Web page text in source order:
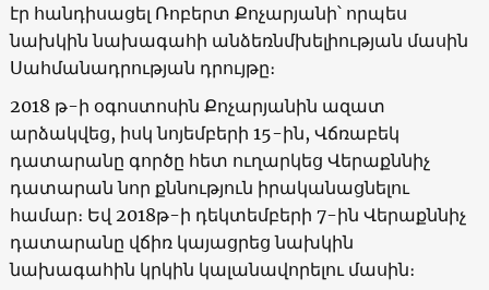
էր հանդիսացել Ռոբերտ Քոչարյանի՝ որպես
նախկին նախագահի անձեռնմխելիության մասին
Սահմանադրության դրույթը։
2018 թ-ի օգոստոսին Քոչարյանին ազատ
արձակվեց, իսկ նոյեմբերի 15-ին, Վճռաբեկ
դատարանը գործը հետ ուղարկեց Վերաքննիչ
դատարան նոր քննություն իրականացնելու
համար։ Եվ 2018թ-ի դեկտեմբերի 7-ին Վերաքննիչ
դատարանը վճիռ կայացրեց նախկին
նախագահին կրկին կալանավորելու մասին։